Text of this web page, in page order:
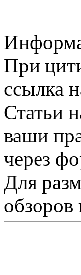
При
ссылка
Статьи
ваши
через
Для
обзоров